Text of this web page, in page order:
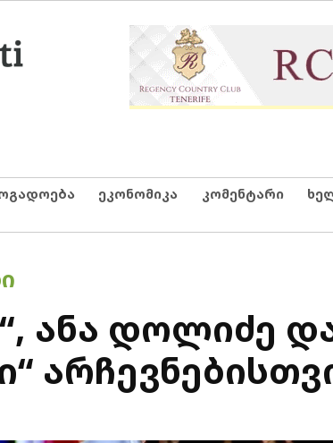
Netgazeti
ეკონომიკა კომენტარი
ანა დოლიძე